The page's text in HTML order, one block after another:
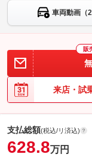
車両動画（2
販
来店・試
支払総額(税込/リ済込)
628.8万円